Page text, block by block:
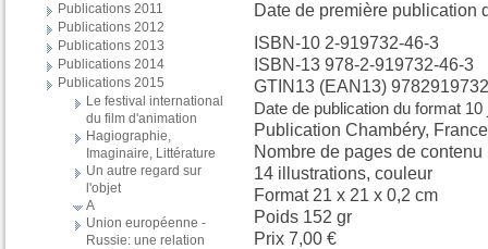
Publications 2011
Publications 2012
Publications 2013
Publications 2014
Publications 2015
Le festival international
du film d'animation
Hagiographie,
Imaginaire, Littérature
Un autre regard sur
l'objet
A
Union européenne -
Russie: une relation
Date de première publication
ISBN-10 2-919732-46-3
ISBN-13 978-2-919732-46-3
GTIN13 (EAN13)
Date de publication du format 10
Publication Chambéry, France
Nombre de pages de
14 illustrations, couleur
Format 21 x 21 x 0,2 cm
Poids 152 gr
Prix 7,00 €